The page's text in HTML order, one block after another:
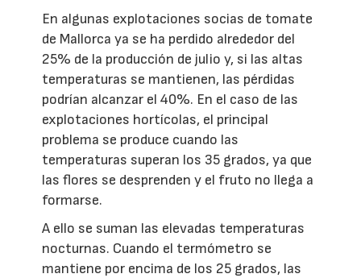
En algunas explotaciones socias de tomate
de Mallorca ya se ha perdido alrededor del
25% de la producción de julio y, si las altas
temperaturas se mantienen, las pérdidas
podrían alcanzar el 40%. En el caso de las
explotaciones hortícolas, el principal
problema se produce cuando las
temperaturas superan los 35 grados, ya que
las flores se desprenden y el fruto no llega a
formarse.
A ello se suman las elevadas temperaturas
nocturnas. Cuando el termómetro se
mantiene por encima de los 25 grados, las